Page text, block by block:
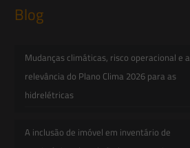
Blog
Mudanças climáticas, risco operacional e a
relevância do Plano Clima 2026 para as
hidrelétricas
A inclusão de imóvel em inventário de